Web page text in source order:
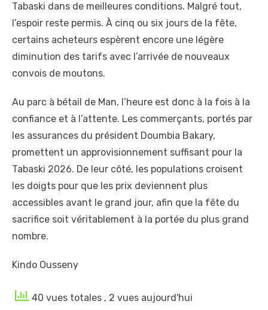
Tabaski dans de meilleures conditions. Malgré tout,
l’espoir reste permis. À cinq ou six jours de la fête,
certains acheteurs espèrent encore une légère
diminution des tarifs avec l’arrivée de nouveaux
convois de moutons.
Au parc à bétail de Man, l’heure est donc à la fois à la
confiance et à l’attente. Les commerçants, portés par
les assurances du président Doumbia Bakary,
promettent un approvisionnement suffisant pour la
Tabaski 2026. De leur côté, les populations croisent
les doigts pour que les prix deviennent plus
accessibles avant le grand jour, afin que la fête du
sacrifice soit véritablement à la portée du plus grand
nombre.
Kindo Ousseny
40 vues totales , 2 vues aujourd'hui